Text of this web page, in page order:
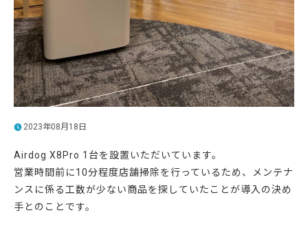
2023年08月18日
Airdog X8Pro 1台を設置いただいています。
営業時間前に10分程度店舗掃除を行っているため、メンテナ
ンスに係る工数が少ない商品を探していたことが導入の決め
手とのことです。